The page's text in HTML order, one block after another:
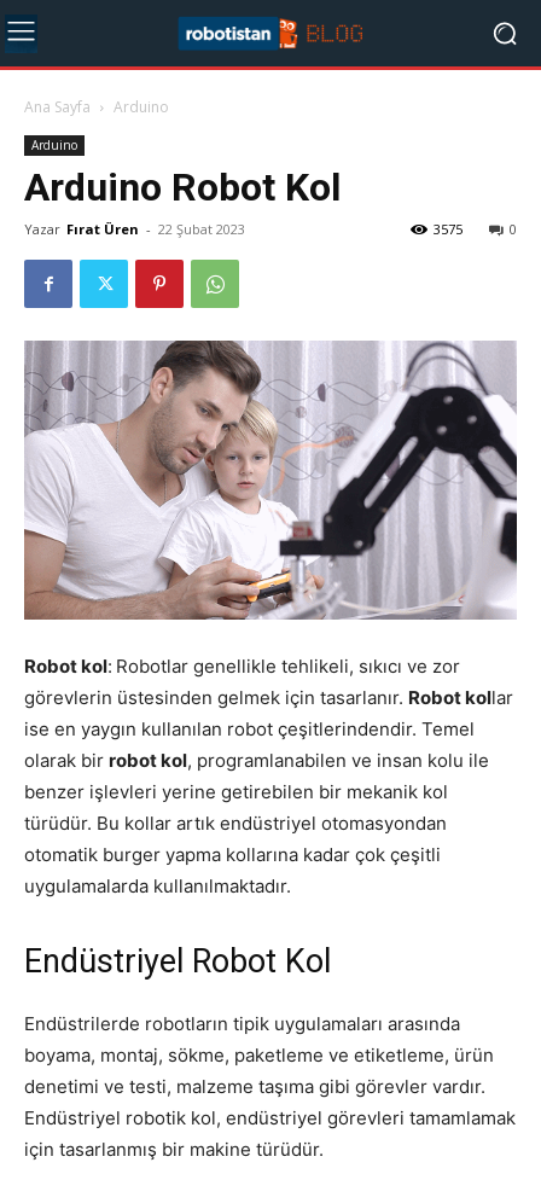
Ana Sayfa Arduino
Arduino
Arduino Robot Kol
Yazar Fırat Üren - 22 Şubat 2023 0
3575
Robot kol: Robotlar genellikle tehlikeli, sıkıcı ve zor
görevlerin üstesinden gelmek için tasarlanır. Robot kollar
ise en yaygın kullanılan robot çeşitlerindendir. Temel
olarak bir robot kol, programlanabilen ve insan kolu ile
benzer işlevleri yerine getirebilen bir mekanik kol
türüdür. Bu kollar artık endüstriyel otomasyondan
otomatik burger yapma kollarına kadar çok çeşitli
uygulamalarda kullanılmaktadır.
Endüstriyel Robot Kol
Endüstrilerde robotların tipik uygulamaları arasında
boyama, montaj, sökme, paketleme ve etiketleme, ürün
denetimi ve testi, malzeme taşıma gibi görevler vardır.
Endüstriyel robotik kol, endüstriyel görevleri tamamlamak
için tasarlanmış bir makine türüdür.